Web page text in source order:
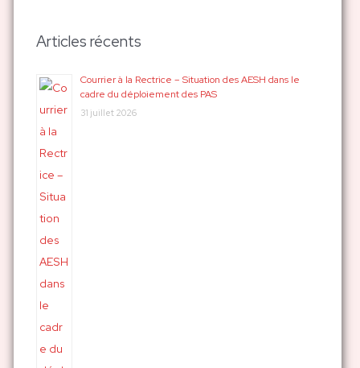
h
Articles récents
Courrier à la Rectrice – Situation des AESH dans le
cadre du déploiement des PAS
31 juillet 2026